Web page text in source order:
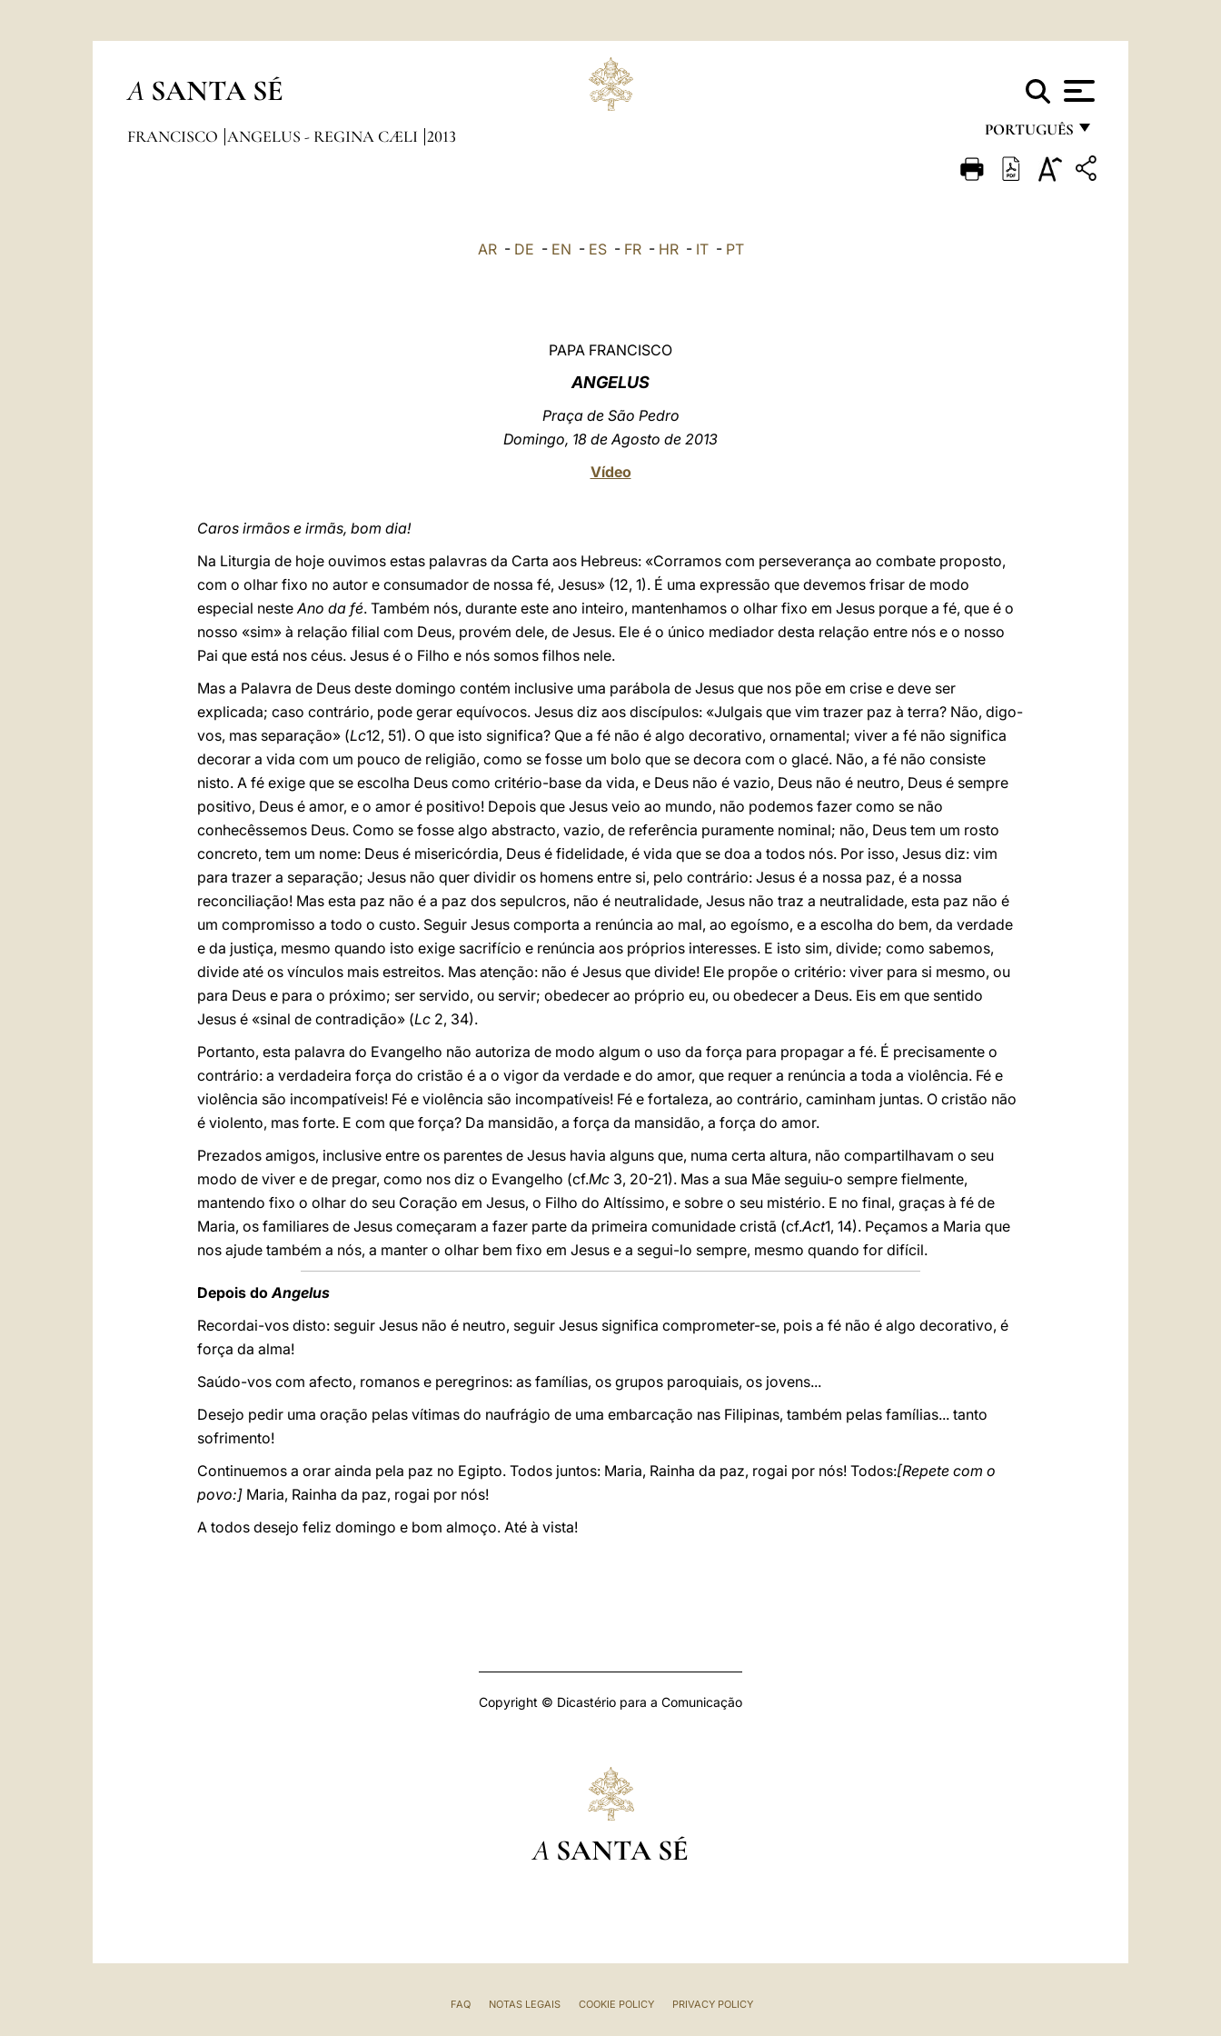
A SANTA SÉ
PORTUGUÊS
FRANÇAIS
FRANCISCO ANGELUS - REGINA CÆLI 2013
AR- DE - EN - ES- FR- HR- IT- PT
PAPA FRANCISCO
ANGELUS
Praça de São Pedro
Domingo, 18 de Agosto de 2013
Vídeo
Caros irmãos e irmãs, bom dia!
Na Liturgia de hoje ouvimos estas palavras da Carta aos Hebreus: «Corramos com perseverança ao combate proposto,
com o olhar fixo no autor e consumador de nossa fé, Jesus» (12, 1). É uma expressão que devemos frisar de modo
especial nesteAno da fé. Também nós, durante este ano inteiro, mantenhamos o olhar fixo em Jesus porque a fé, que é o
nosso «sim» à relação filial com Deus, provém dele, de Jesus. Ele é o único mediador desta relação entre nós e o nosso
Pai que está nos céus. Jesus é o Filho e nós somos filhos nele.
Mas a Palavra de Deus deste domingo contém inclusive uma parábola de Jesus que nos põe em crise e deve ser
explicada; caso contrário, pode gerar equívocos. Jesus diz aos discípulos: «Julgais que vim trazer paz à terra? Não, digo-
vos, mas separação» (Lc12, 51). O que isto significa? Que a fé não é algo decorativo, ornamental; viver a fé não significa
decorar a vida com um pouco de religião, como se fosse um bolo que se decora com o glacé. Não, a fé não consiste
nisto. A fé exige que se escolha Deus como critério-base da vida, e Deus não é vazio, Deus não é neutro, Deus é sempre
positivo, Deus é amor, e o amor é positivo! Depois que Jesus veio ao mundo, não podemos fazer como se não
conhecêssemos Deus. Como se fosse algo abstracto, vazio, de referência puramente nominal; não, Deus tem um rosto
concreto, tem um nome: Deus é misericórdia, Deus é fidelidade, é vida que se doa a todos nós. Por isso, Jesus diz: vim
para trazer a separação; Jesus não quer dividir os homens entre si, pelo contrário: Jesus é a nossa paz, é a nossa
reconciliação! Mas esta paz não é a paz dos sepulcros, não é neutralidade, Jesus não traz a neutralidade, esta paz não é
um compromisso a todo o custo. Seguir Jesus comporta a renúncia ao mal, ao egoísmo, e a escolha do bem, da verdade
e da justiça, mesmo quando isto exige sacrifício e renúncia aos próprios interesses. E isto sim, divide; como sabemos,
divide até os vínculos mais estreitos. Mas atenção: não é Jesus que divide! Ele propõe o critério: viver para si mesmo, ou
para Deus e para o próximo; ser servido, ou servir; obedecer ao próprio eu, ou obedecer a Deus. Eis em que sentido
Jesus é «sinal de contradição» (Lc 2, 34).
Portanto, esta palavra do Evangelho não autoriza de modo algum o uso da força para propagar a fé. É precisamente o
contrário: a verdadeira força do cristão é a o vigor da verdade e do amor, que requer a renúncia a toda a violência. Fé e
violência são incompatíveis! Fé e violência são incompatíveis! Fé e fortaleza, ao contrário, caminham juntas. O cristão não
é violento, mas forte. E com que força? Da mansidão, a força da mansidão, a força do amor.
Prezados amigos, inclusive entre os parentes de Jesus havia alguns que, numa certa altura, não compartilhavam o seu
modo de viver e de pregar, como nos diz o Evangelho (cf.Mc 3, 20-21). Mas a sua Mãe seguiu-o sempre fielmente,
mantendo fixo o olhar do seu Coração em Jesus, o Filho do Altíssimo, e sobre o seu mistério. E no final, graças à fé de
Maria, os familiares de Jesus começaram a fazer parte da primeira comunidade cristã (cf.Act1, 14). Peçamos a Maria que
nos ajude também a nós, a manter o olhar bem fixo em Jesus e a segui-lo sempre, mesmo quando for difícil.
Depois doAngelus
Recordai-vos disto: seguir Jesus não é neutro, seguir Jesus significa comprometer-se, pois a fé não é algo decorativo, é
força da alma!
Saúdo-vos com afecto, romanos e peregrinos: as famílias, os grupos paroquiais, os jovens...
Desejo pedir uma oração pelas vítimas do naufrágio de uma embarcação nas Filipinas, também pelas famílias... tanto
sofrimento!
Continuemos a orar ainda pela paz no Egipto. Todos juntos: Maria, Rainha da paz, rogai por nós! Todos:[Repete com o
povo:] Maria, Rainha da paz, rogai por nós!
A todos desejo feliz domingo e bom almoço. Até à vista!
Copyright © Dicastério para a Comunicação
A SANTA SÉ
FAQ NOTAS LEGAIS COOKIE POLICY PRIVACY POLICY